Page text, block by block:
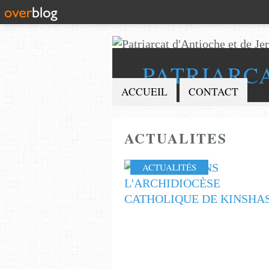
ACCUEIL CONTACT
ACTUALITES
ACTUALITÉS